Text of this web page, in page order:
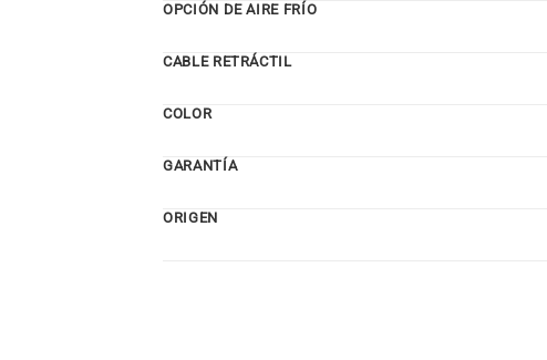
OPCIÓN DE AIRE FRÍO
CABLE RETRÁCTIL
COLOR
GARANTÍA
ORIGEN